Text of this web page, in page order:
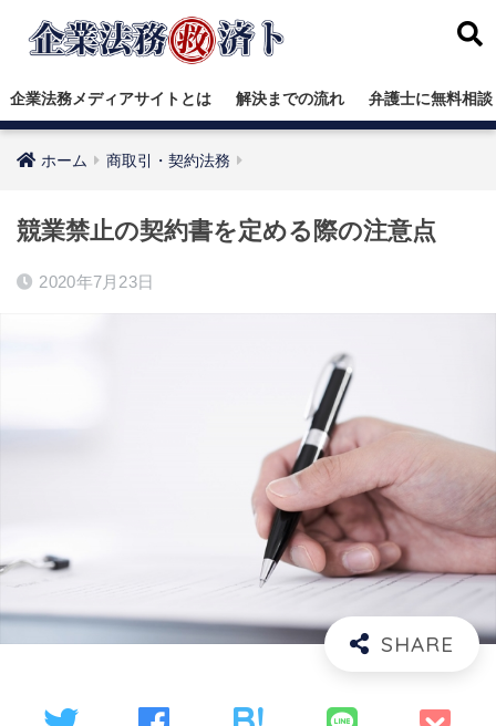
企業法務メディアサイトとは 解決までの流れ 弁護士に無料相談
ホーム 商取引・契約法務
競業禁止の契約書を定める際の注意点
2020年7月23日